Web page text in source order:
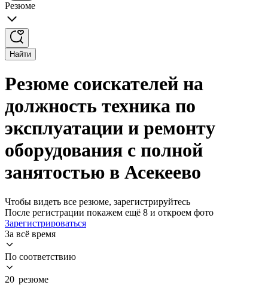
Резюме
Найти
Резюме соискателей на
должность техника по
эксплуатации и ремонту
оборудования с полной
занятостью в Асекеево
Чтобы видеть все резюме, зарегистрируйтесь
После регистрации покажем ещё 8 и откроем фото
Зарегистрироваться
За всё время
По соответствию
20 резюме